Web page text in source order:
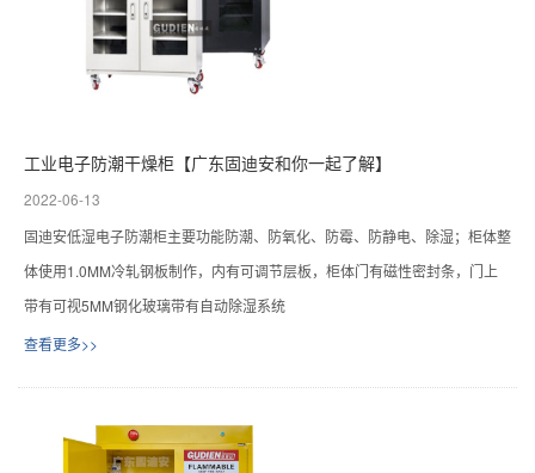
工业电子防潮干燥柜【广东固迪安和你一起了解】
2022-06-13
固迪安低湿电子防潮柜主要功能防潮、防氧化、防霉、防静电、除湿；柜体整
体使用1.0MM冷轧钢板制作，内有可调节层板，柜体门有磁性密封条，门上
带有可视5MM钢化玻璃带有自动除湿系统
查看更多>>